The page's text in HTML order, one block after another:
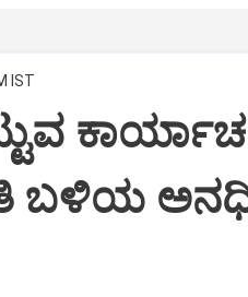
IST
ಬಳಿಯ